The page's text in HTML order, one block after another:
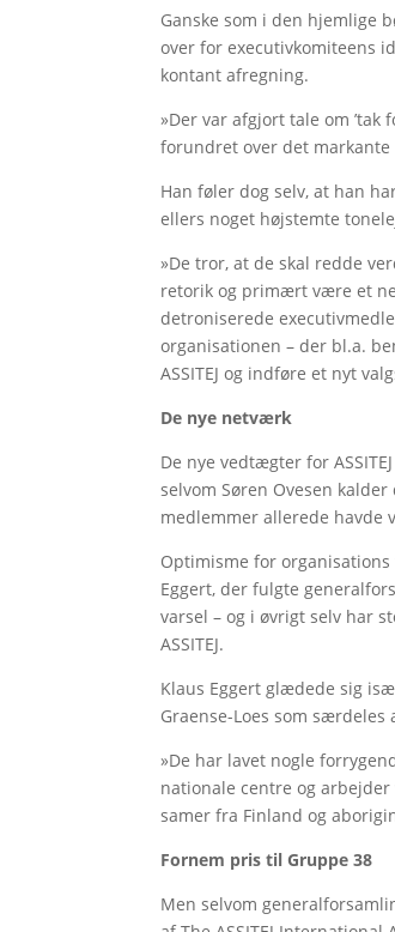
Ganske som i den hjemlige
over for executivkomiteens
kontant afregning.
»Der var afgjort tale om ’tak
forundret over det
Han føler dog selv, at han
ellers noget højstemte
»De tror, at de skal redde
retorik og primært være et
detroniserede
organisationen – der bl.a.
ASSITEJ og indføre et nyt
De nye netværk
De nye vedtægter for
selvom Søren Ovesen kalder
medlemmer allerede havde
Optimisme for
Eggert, der fulgte
varsel – og i øvrigt selv har
ASSITEJ.
Klaus Eggert glædede sig
Graense-Loes som særdeles
»De har lavet nogle
nationale centre og
samer fra Finland og
Fornem pris til Gruppe 38
Men selvom